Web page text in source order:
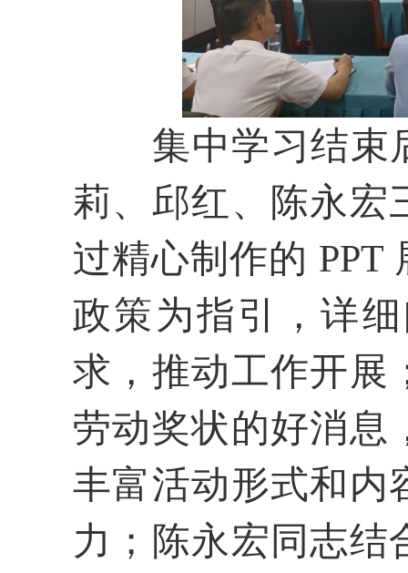
集中学习结束
莉、邱红、陈永宏
过精心制作的 PPT
政策为指引，详
求，推动工作开展
劳动奖状的好消息
丰富活动形式和内
力；陈永宏同志结